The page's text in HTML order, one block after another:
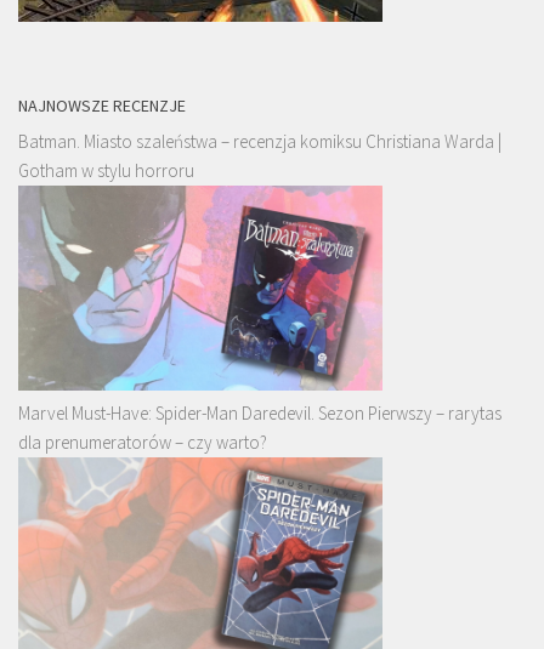
NAJNOWSZE RECENZJE
Batman. Miasto szaleństwa – recenzja komiksu Christiana Warda |
Gotham w stylu horroru
Marvel Must-Have: Spider-Man Daredevil. Sezon Pierwszy – rarytas
dla prenumeratorów – czy warto?